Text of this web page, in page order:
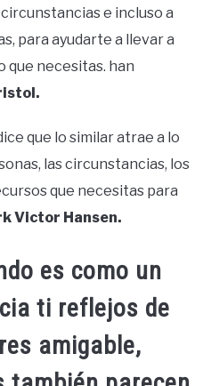
e incluso a
para ayudarte a llevar a
que necesitas. han
que lo similar atrae a lo
las circunstancias, los
que necesitas para
Victor Hansen.
es como un
ti reflejos de
amigable,